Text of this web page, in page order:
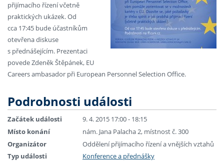
přijímacího řízení včetně
praktických ukázek. Od
cca 17:45 bude účastníkům
otevřena diskuse
s přednášejícím. Prezentaci
povede Zdeněk Štěpánek, EU
Careers ambasador při European Personnel Selection Office.
Podrobnosti události
Začátek události
9. 4. 2015 17:00 - 18:15
Místo konání
nám. Jana Palacha 2, místnost č. 300
Organizátor
Oddělení přijímacího řízení a vnějších vztahů
Typ události
Konference a přednášky